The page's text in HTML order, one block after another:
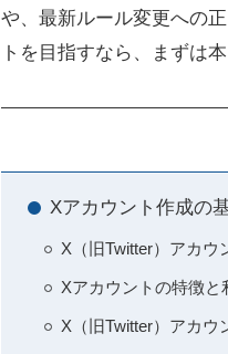
や、最新ルール変更への
トを目指すなら、まずは
Xアカウント作成の
X（旧Twitter）アカウ
Xアカウントの特徴と
X（旧Twitter）アカウ